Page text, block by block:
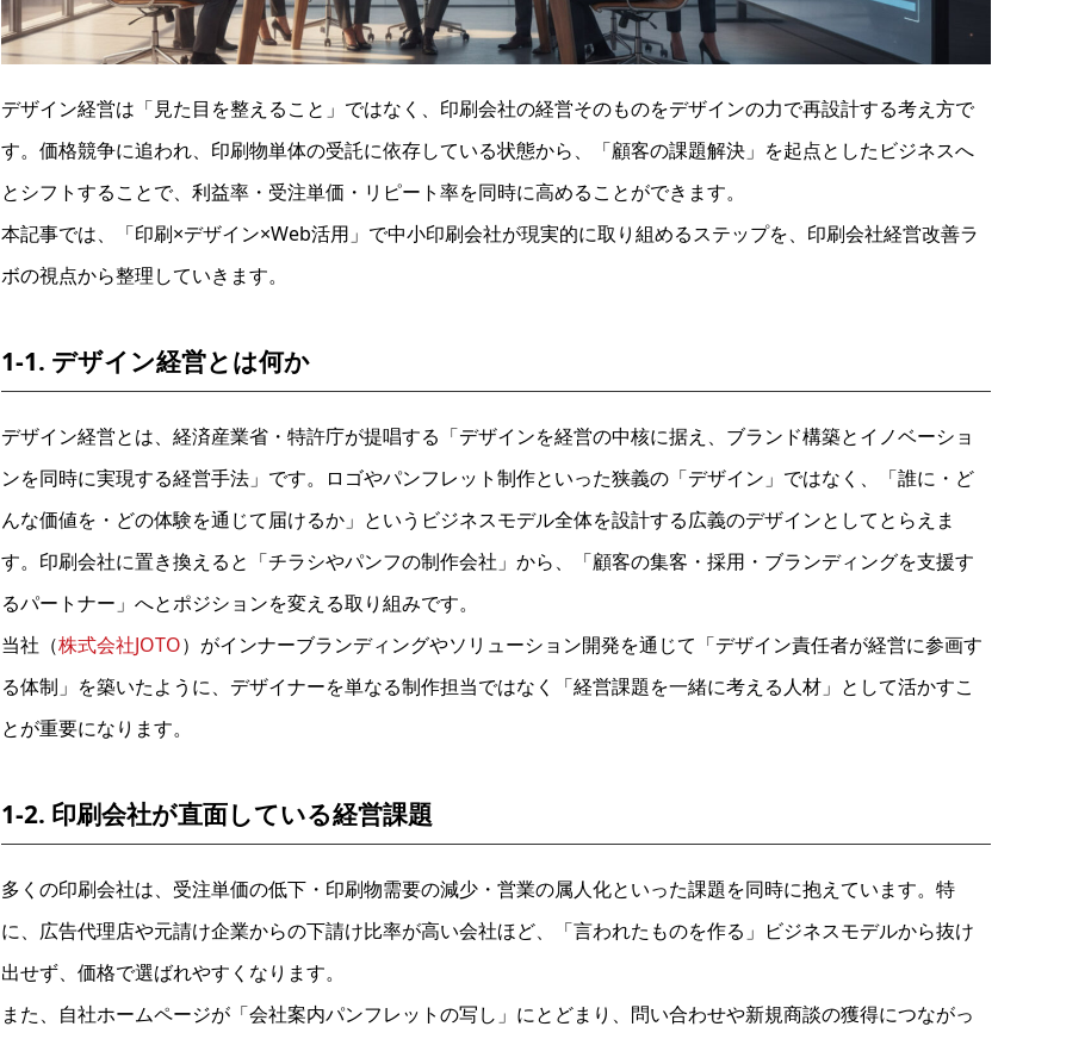
デザイン経営は「見た目を整えること」ではなく、印刷会社の経営そのものをデザインの力で再設計する考え方で
す。価格競争に追われ、印刷物単体の受託に依存している状態から、「顧客の課題解決」を起点としたビジネスへ
とシフトすることで、利益率・受注単価・リピート率を同時に高めることができます。
本記事では、「印刷×デザイン×Web活用」で中小印刷会社が現実的に取り組めるステップを、印刷会社経営改善ラ
ボの視点から整理していきます。
1-1. デザイン経営とは何か
デザイン経営とは、経済産業省・特許庁が提唱する「デザインを経営の中核に据え、ブランド構築とイノベーショ
ンを同時に実現する経営手法」です。ロゴやパンフレット制作といった狭義の「デザイン」ではなく、「誰に・ど
んな価値を・どの体験を通じて届けるか」というビジネスモデル全体を設計する広義のデザインとしてとらえま
す。印刷会社に置き換えると「チラシやパンフの制作会社」から、「顧客の集客・採用・ブランディングを支援す
るパートナー」へとポジションを変える取り組みです。
当社（株式会社JOTO）がインナーブランディングやソリューション開発を通じて「デザイン責任者が経営に参画す
る体制」を築いたように、デザイナーを単なる制作担当ではなく「経営課題を一緒に考える人材」として活かすこ
とが重要になります。
1-2. 印刷会社が直面している経営課題
多くの印刷会社は、受注単価の低下・印刷物需要の減少・営業の属人化といった課題を同時に抱えています。特
に、広告代理店や元請け企業からの下請け比率が高い会社ほど、「言われたものを作る」ビジネスモデルから抜け
出せず、価格で選ばれやすくなります。
また、自社ホームページが「会社案内パンフレットの写し」にとどまり、問い合わせや新規商談の獲得につながっ